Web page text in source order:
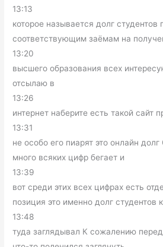
13:13
которое называется долг студентов
соответствующим заёмам на
13:20
высшего образования всех
отсылаю в
13:26
интернет наберите есть такой сайт
13:31
не особо его пиарят это онлайн
много всяких цифр бегает и
13:39
вот среди этих всех цифрах есть
позиция это именно долг студентов
13:48
туда заглядывал К сожалению